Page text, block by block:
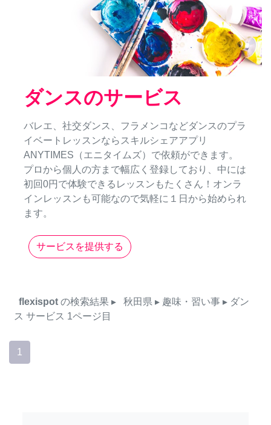
ダンスのサービス
バレエ、社交ダンス、フラメンコなどダンスのプラ
イベートレッスンならスキルシェアアプリ
ANYTIMES（エニタイムズ）で依頼ができます。
プロから個人の方まで幅広く登録しており、中には
初回0円で体験できるレッスンもたくさん！オンラ
インレッスンも可能なので気軽に１日から始められ
ます。
サービスを提供する
flexispot の検索結果 ▸ 秋田県 ▸ 趣味・習い事 ▸ ダン
ス サービス 1ページ目
1